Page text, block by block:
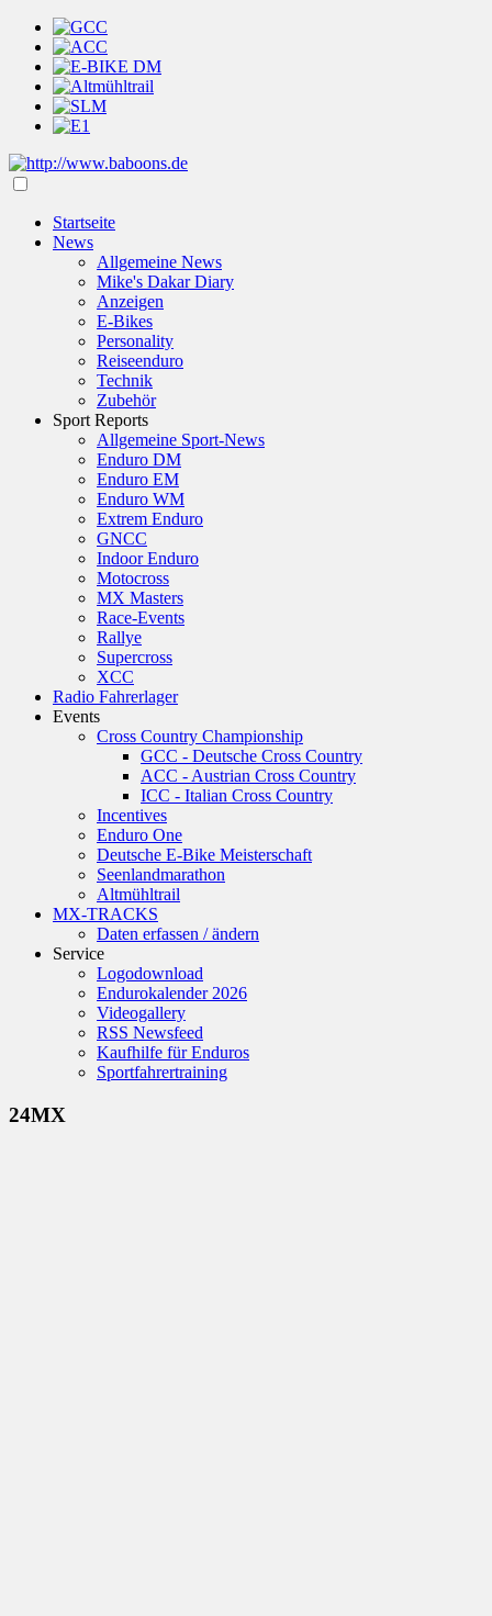
Startseite
News
Allgemeine News
Mike's Dakar Diary
Anzeigen
E-Bikes
Personality
Reiseenduro
Technik
Zubehör
Sport Reports
Allgemeine Sport-News
Enduro DM
Enduro EM
Enduro WM
Extrem Enduro
GNCC
Indoor Enduro
Motocross
MX Masters
Race-Events
Rallye
Supercross
XCC
Radio Fahrerlager
Events
Cross Country Championship
GCC - Deutsche Cross Country
ACC - Austrian Cross Country
ICC - Italian Cross Country
Incentives
Enduro One
Deutsche E-Bike Meisterschaft
Seenlandmarathon
Altmühltrail
MX-TRACKS
Daten erfassen / ändern
Service
Logodownload
Endurokalender 2026
Videogallery
RSS Newsfeed
Kaufhilfe für Enduros
Sportfahrertraining
24MX